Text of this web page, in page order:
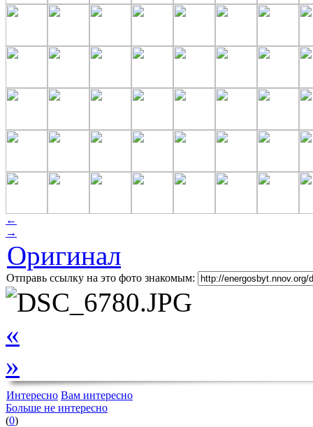
←
→
Оригинал
Отправь ссылку на это фото знакомым:
«
»
Интересно Вам интересно
Больше не интересно
(0)